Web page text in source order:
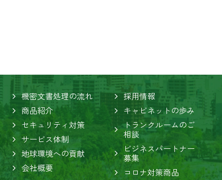
機密文書処理の流れ
商品紹介
セキュリティ対策
サービス体制
地球環境への貢献
会社概要
採用情報
キャビネットの歩み
トランクルームのご
相談
ビジネスパートナー
募集
コロナ対策商品